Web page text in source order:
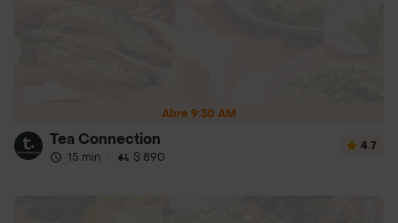
Abre 9:30 AM
Tea Connection
15 min · $ 890
4.7